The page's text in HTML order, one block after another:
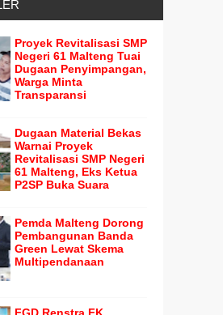
Proyek Revitalisasi SMP
Negeri 61 Malteng Tuai
Dugaan Penyimpangan,
Warga Minta
Transparansi
Dugaan Material Bekas
Warnai Proyek
Revitalisasi SMP Negeri
61 Malteng, Eks Ketua
P2SP Buka Suara
Pemda Malteng Dorong
Pembangunan Banda
Green Lewat Skema
Multipendanaan